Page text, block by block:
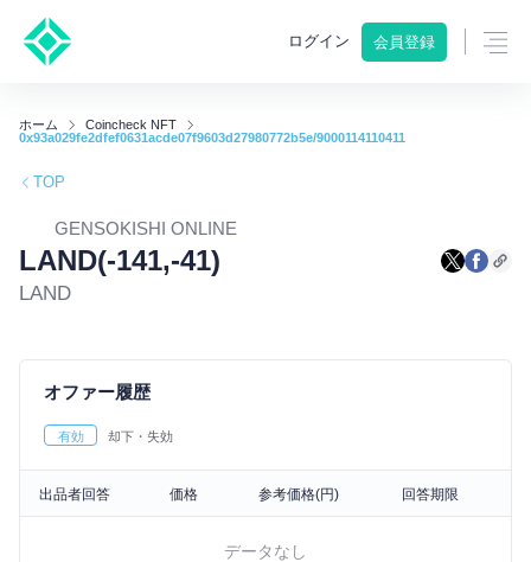
ログイン 会員登録
ホーム
Coincheck NFT
0x93a029fe2dfef0631acde07f9603d27980772b5e/9000114110411
TOP
GENSOKISHI ONLINE
LAND(-141,-41)
LAND
オファー履歴
有効 却下・失効
出品者回答 価格 参考価格(円) 回答期限
データなし